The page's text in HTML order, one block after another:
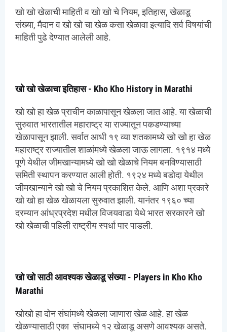
खो खो खेळाची माहिती व खो खो चे नियम, इतिहास, खेळाडू
संख्या, मैदान व खो खो चा खेळ कसा खेळावा इत्यादि सर्व विषयांची
माहिती पुढे देण्यात आलेली आहे.
खो खो खेळाचा इतिहास - Kho Kho History in Marathi
खो खो हा खेळ प्राचीन काळापासून खेळला जात आहे. या खेळाची
सुरुवात भारतातील महाराष्ट्र या राज्यातून पकडण्याच्या
खेळापासून झाली. सर्वात आधी १९ व्या शतकामध्ये खो खो हा खेळ
महाराष्ट्र राज्यातील शाळांमध्ये खेळला जाऊ लागला. १९१४ मध्ये
पूणे येथील जीमखान्यामध्ये खो खो खेळाचे नियम बनविण्यासाठी
समिती स्थापन करण्यात आली होती. १९२४ मध्ये बडोदा येथील
जीमखान्याने खो खो चे नियम प्रकाशित केले. आणि अशा प्रकारे
खो खो हा खेळ खेळायला सुरुवात झाली. यानंतर १९६० च्या
दरम्यान आंध्रप्रदेश मधील विजयवाडा येथे भारत सरकारने खो
खो खेळाची पहिली राष्ट्रीय स्पर्धा पार पाडली.
खो खो साठी आवश्यक खेळाडू संख्या - Players in Kho Kho
Marathi
खोखो हा दोन संघांमध्ये खेळला जाणारा खेळ आहे. हा खेळ
खेळण्यासाठी एका संघामध्ये १२ खेळाडू असणे आवश्यक असते.